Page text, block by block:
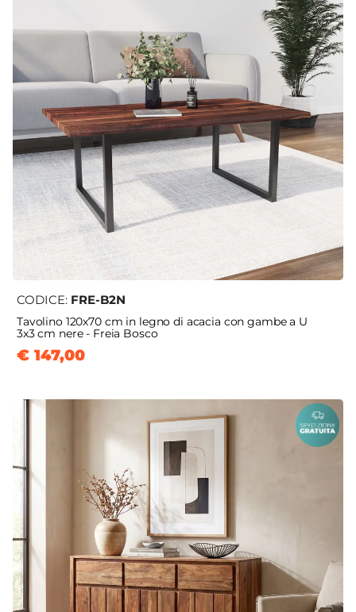
CODICE: FRE-B2N
Tavolino 120x70 cm in legno di acacia con gambe a U
3x3 cm nere - Freia Bosco
€ 147,00